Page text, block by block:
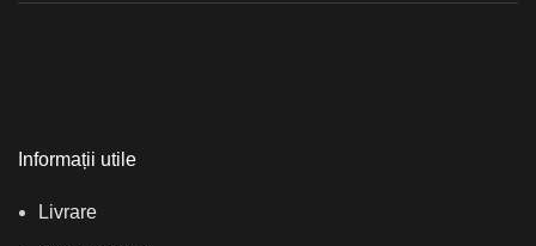
Informații utile
Livrare